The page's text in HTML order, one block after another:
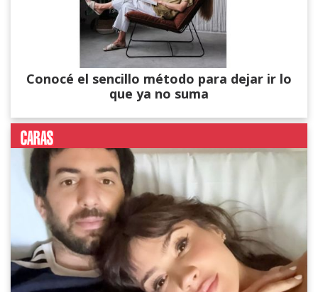
Conocé el sencillo método para dejar ir lo
que ya no suma